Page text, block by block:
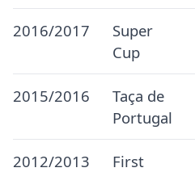
2016/2017
Super
Cup
2015/2016
Taça de
Portugal
2012/2013
First